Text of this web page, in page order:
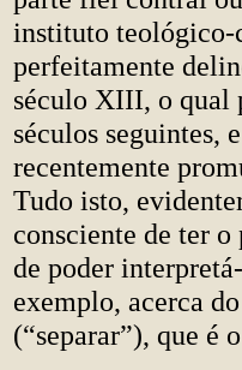
instituto
perfeitamente
século XIII, o qual
séculos seguintes,
recentemente
Tudo isto,
consciente de ter
de poder
exemplo, acerca
(“separar”), que